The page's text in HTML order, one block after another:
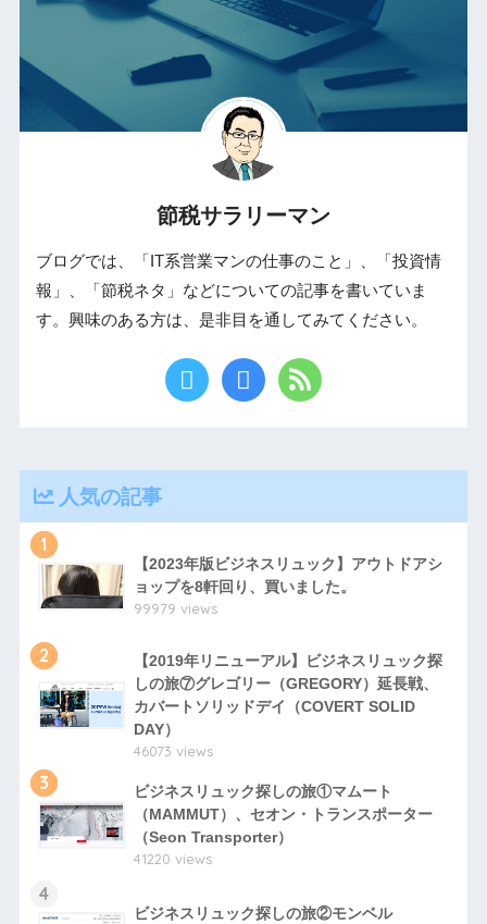
節税サラリーマン
ブログでは、「IT系営業マンの仕事のこと」、「投資情
報」、「節税ネタ」などについての記事を書いていま
す。興味のある方は、是非目を通してみてください。
人気の記事
1
【2023年版ビジネスリュック】アウトドアシ
ョップを8軒回り、買いました。
99979 views
2
【2019年リニューアル】ビジネスリュック探
しの旅⑦グレゴリー（GREGORY）延長戦、
カバートソリッドデイ（COVERT SOLID
DAY）
46073 views
3
ビジネスリュック探しの旅①マムート
（MAMMUT）、セオン・トランスポーター
（Seon Transporter）
41220 views
4
ビジネスリュック探しの旅②モンベル